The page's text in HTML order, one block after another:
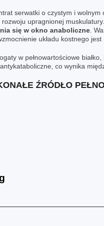
serwatki o czystym i
upragnionej
się w okno anaboliczne .
układu kostnego
w pełnowartościowe
co wynika
ŹRÓDŁO